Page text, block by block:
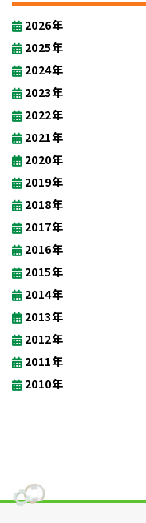
2026年
2025年
2024年
2023年
2022年
2021年
2020年
2019年
2018年
2017年
2016年
2015年
2014年
2013年
2012年
2011年
2010年